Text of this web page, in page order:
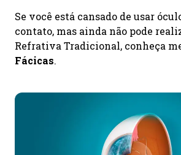
Se você está cansado de usar
contato, mas ainda não pode
Refrativa Tradicional, conheça
Fácicas.